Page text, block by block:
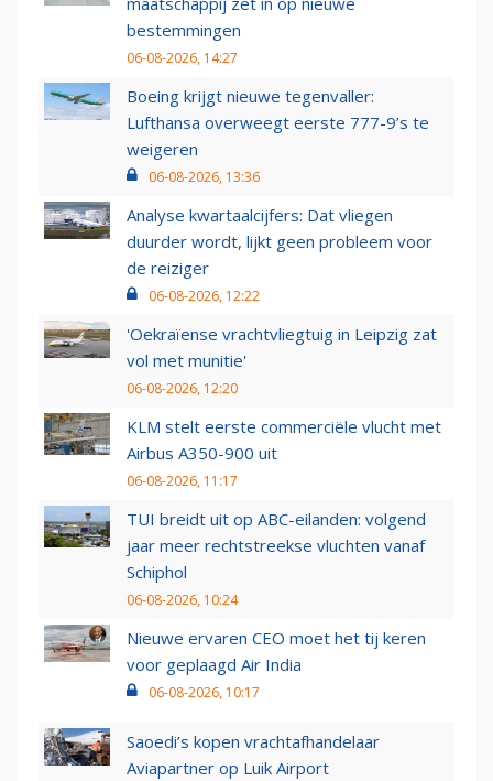
bestemmingen
06-08-2026, 14:27
Boeing krijgt nieuwe tegenvaller:
Lufthansa overweegt eerste 777-9’s te
weigeren
06-08-2026, 13:36
Analyse kwartaalcijfers: Dat vliegen
duurder wordt, lijkt geen probleem voor
de reiziger
06-08-2026, 12:22
'Oekraïense vrachtvliegtuig in Leipzig zat
vol met munitie'
06-08-2026, 12:20
KLM stelt eerste commerciële vlucht met
Airbus A350-900 uit
06-08-2026, 11:17
TUI breidt uit op ABC-eilanden: volgend
jaar meer rechtstreekse vluchten vanaf
Schiphol
06-08-2026, 10:24
Nieuwe ervaren CEO moet het tij keren
voor geplaagd Air India
06-08-2026, 10:17
Saoedi’s kopen vrachtafhandelaar
Aviapartner op Luik Airport